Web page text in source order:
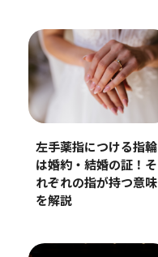
左手薬指につける指輪
は婚約・結婚の証！そ
れぞれの指が持つ意味
を解説